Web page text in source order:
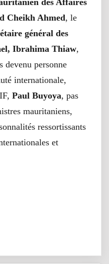
des Affaires
Cheikh Ahmed, le
général des
Ibrahima Thiaw,
devenu personne
internationale,
Paul Buyoya, pas
mauritaniens,
ressortissants
et